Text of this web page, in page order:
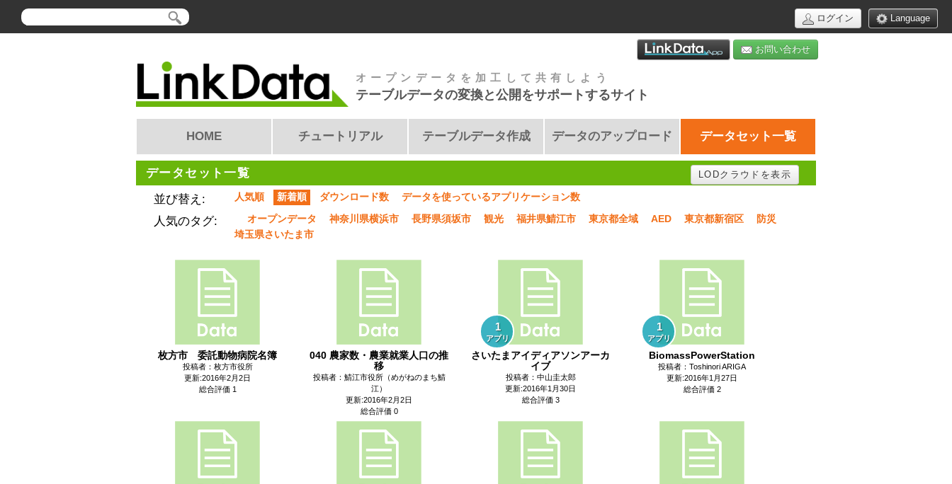
Language
ログイン
お問い合わせ
オープンデータを加工して共有しよう
テーブルデータの変換と公開をサポートするサイト
HOME チュートリアル テーブルデータ作成 データのアップロード データセット一覧
データセット一覧 LODクラウドを表示
並び替え: 人気順 新着順 ダウンロード数 データを使っているアプリケーション数
人気のタグ: オープンデータ 神奈川県横浜市 長野県須坂市 観光 福井県鯖江市 東京都全域 AED 東京都新宿区
防災
埼玉県さいたま市
枚方市 委託動物病院名簿
投稿者：枚方市役所
更新:2016年2月2日
総合評価 1
040 農家数・農業就業人口の推
移
投稿者：鯖江市役所（めがねのまち鯖
江）
更新:2016年2月2日
総合評価 0
1
アプリ
さいたまアイディアソンアーカ
イブ
投稿者：中山圭太郎
更新:2016年1月30日
総合評価 3
1
アプリ
BiomassPowerStation
投稿者：Toshinori ARIGA
更新:2016年1月27日
総合評価 2